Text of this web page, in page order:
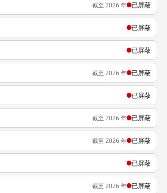
截至 2026 年 已屏蔽
已屏蔽
已屏蔽
截至 2026 年 已屏蔽
已屏蔽
截至 2026 年 已屏蔽
截至 2026 年 已屏蔽
已屏蔽
截至 2026 年 已屏蔽